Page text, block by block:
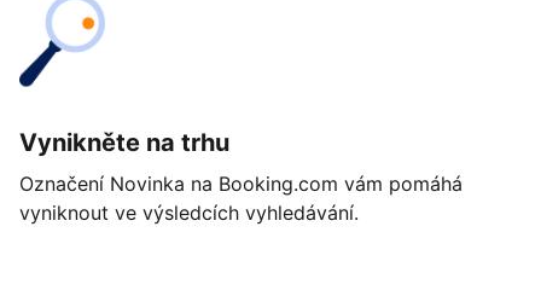
Vynikněte na trhu
Označení Novinka na Booking.com vám pomáhá
vyniknout ve výsledcích vyhledávání.